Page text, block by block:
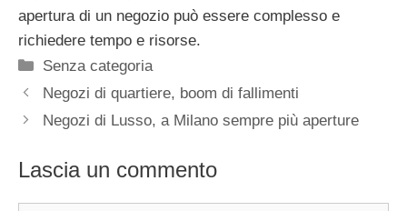
apertura di un negozio può essere complesso e
richiedere tempo e risorse.
Categorie
Senza categoria
Negozi di quartiere, boom di fallimenti
Negozi di Lusso, a Milano sempre più aperture
Lascia un commento